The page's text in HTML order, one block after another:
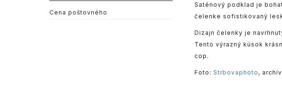
Cena poštovného
Saténový podklad je
čelenke sofistikovaný
Dizajn čelenky je
Tento výrazný kúsok
cop.
Foto: Strbovaphoto ,